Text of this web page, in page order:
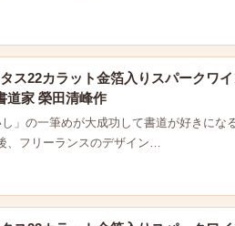
ス22カラット金箔入りスパークワ
道家 榮田清峰作
の一筆めが大成功して書道が好きにな
、フリーランスのデザイン…